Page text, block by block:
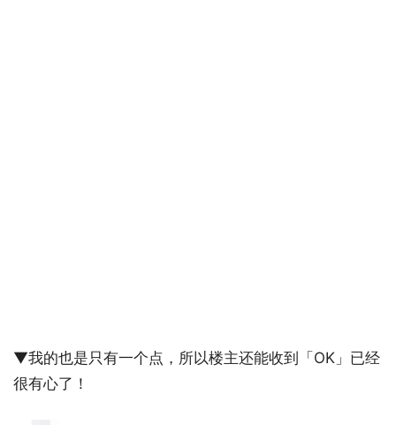
▼我的也是只有一个点，所以楼主还能收到「OK」已经
很有心了！